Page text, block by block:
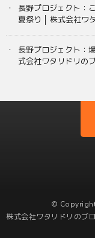
長野プロジェクト：
夏祭り │ 株式会社ワ
長野プロジェクト：
式会社ワタリドリの
©
株式会社ワタリドリのブ